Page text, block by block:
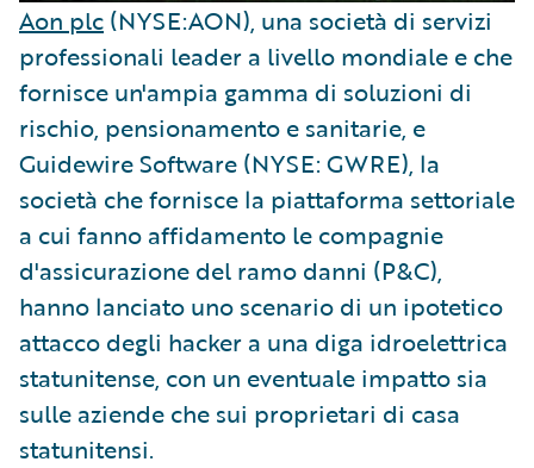
Aon plc (NYSE:AON), una società di servizi
professionali leader a livello mondiale e che
fornisce un'ampia gamma di soluzioni di
rischio, pensionamento e sanitarie, e
Guidewire Software (NYSE: GWRE), la
società che fornisce la piattaforma settoriale
a cui fanno affidamento le compagnie
d'assicurazione del ramo danni (P&C),
hanno lanciato uno scenario di un ipotetico
attacco degli hacker a una diga idroelettrica
statunitense, con un eventuale impatto sia
sulle aziende che sui proprietari di casa
statunitensi.